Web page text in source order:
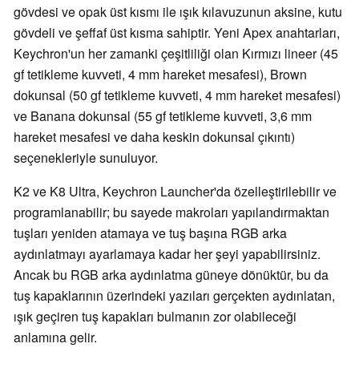
gövdesi ve opak üst kısmı ile ışık kılavuzunun aksine, kutu
gövdeli ve şeffaf üst kısma sahiptir. Yeni Apex anahtarları,
Keychron'un her zamanki çeşitliliği olan Kırmızı lineer (45
gf tetikleme kuvveti, 4 mm hareket mesafesi), Brown
dokunsal (50 gf tetikleme kuvveti, 4 mm hareket mesafesi)
ve Banana dokunsal (55 gf tetikleme kuvveti, 3,6 mm
hareket mesafesi ve daha keskin dokunsal çıkıntı)
seçenekleriyle sunuluyor.
K2 ve K8 Ultra, Keychron Launcher'da özelleştirilebilir ve
programlanabilir; bu sayede makroları yapılandırmaktan
tuşları yeniden atamaya ve tuş başına RGB arka
aydınlatmayı ayarlamaya kadar her şeyi yapabilirsiniz.
Ancak bu RGB arka aydınlatma güneye dönüktür, bu da
tuş kapaklarının üzerindeki yazıları gerçekten aydınlatan,
ışık geçiren tuş kapakları bulmanın zor olabileceği
anlamına gelir.